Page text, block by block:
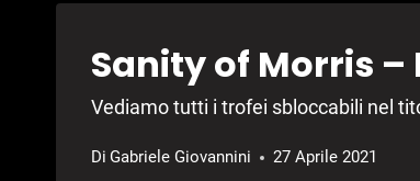
Sanity of Morris –
Vediamo tutti i trofei sbloccabili nel
Di Gabriele Giovannini 27 Aprile 2021